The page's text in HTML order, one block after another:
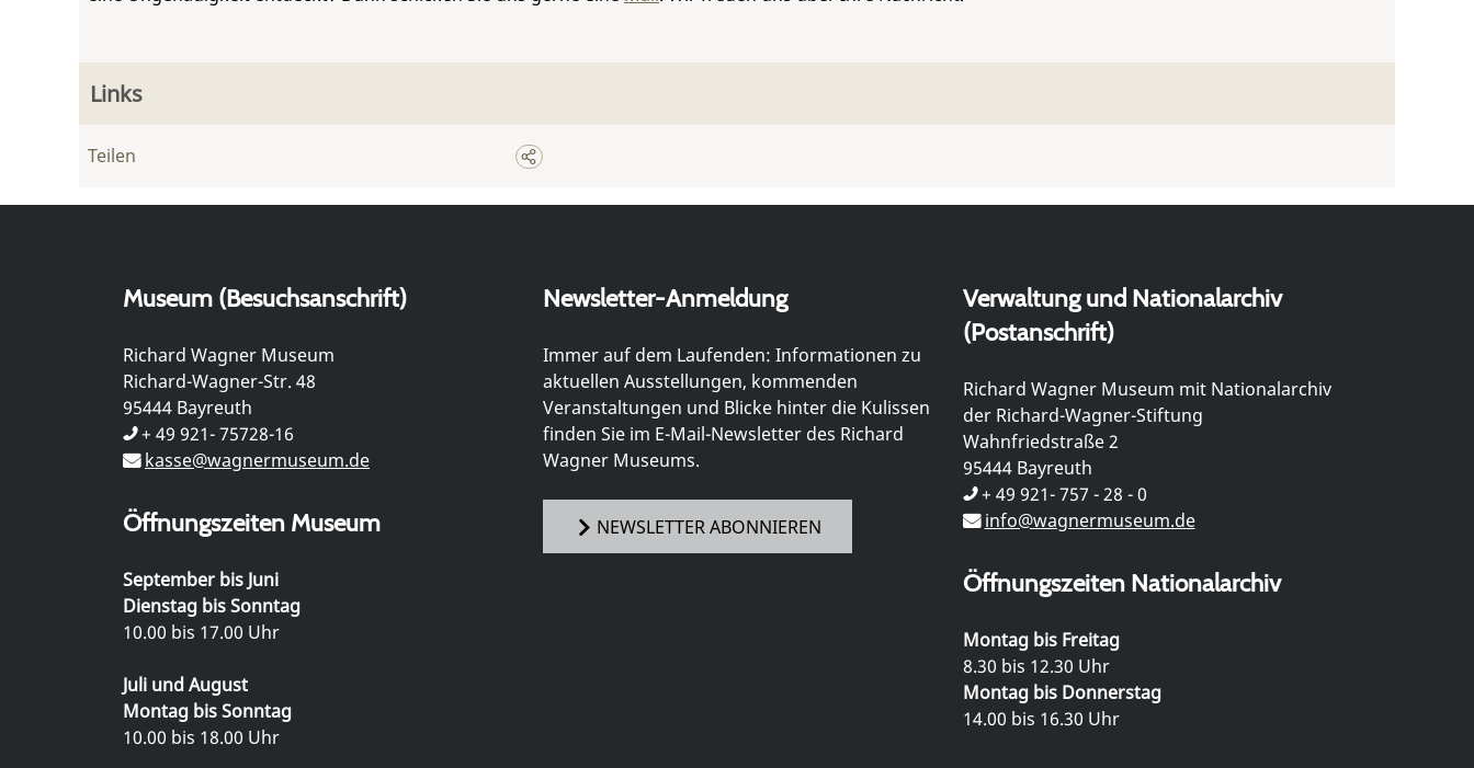
Links
Teilen
Museum (Besuchsanschrift)
Richard Wagner Museum
Richard-Wagner-Str. 48
95444 Bayreuth
+ 49 921- 75728-16
kasse@wagnermuseum.de
Öffnungszeiten Museum
September bis Juni
Dienstag bis Sonntag
10.00 bis 17.00 Uhr
Juli und August
Montag bis Sonntag
10.00 bis 18.00 Uhr
Newsletter-Anmeldung
Immer auf dem Laufenden: Informationen zu
aktuellen Ausstellungen, kommenden
Veranstaltungen und Blicke hinter die Kulissen
finden Sie im E-Mail-Newsletter des Richard
Wagner Museums.
NEWSLETTER ABONNIEREN
Verwaltung und Nationalarchiv
(Postanschrift)
Richard Wagner Museum mit Nationalarchiv
der Richard-Wagner-Stiftung
Wahnfriedstraße 2
95444 Bayreuth
+ 49 921- 757 - 28 - 0
info@wagnermuseum.de
Öffnungszeiten Nationalarchiv
Montag bis Freitag
8.30 bis 12.30 Uhr
Montag bis Donnerstag
14.00 bis 16.30 Uhr